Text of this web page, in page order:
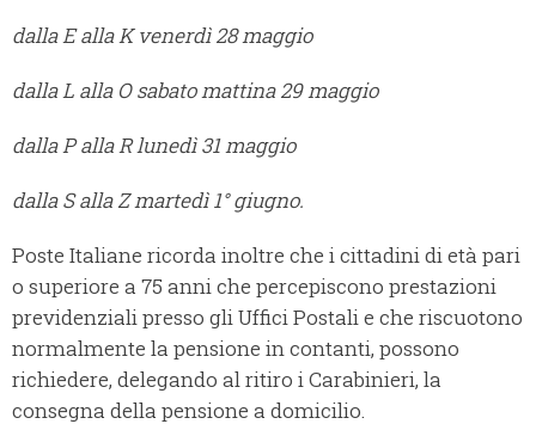
dalla E alla K venerdì 28 maggio
dalla L alla O sabato mattina 29 maggio
dalla P alla R lunedì 31 maggio
dalla S alla Z martedì 1° giugno.
Poste Italiane ricorda inoltre che i cittadini di età pari
o superiore a 75 anni che percepiscono prestazioni
previdenziali presso gli Uffici Postali e che riscuotono
normalmente la pensione in contanti, possono
richiedere, delegando al ritiro i Carabinieri, la
consegna della pensione a domicilio.